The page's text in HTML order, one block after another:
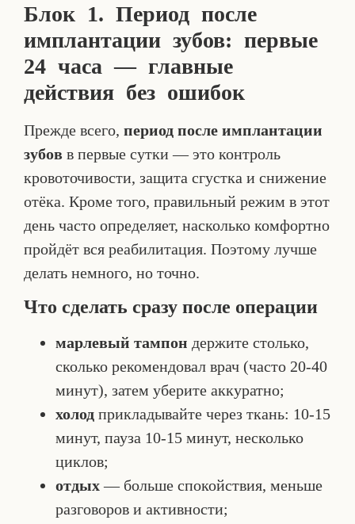
Блок 1. Период после
имплантации зубов: первые
24 часа — главные
действия без ошибок
Прежде всего, период после имплантации
зубов в первые сутки — это контроль
кровоточивости, защита сгустка и снижение
отёка. Кроме того, правильный режим в этот
день часто определяет, насколько комфортно
пройдёт вся реабилитация. Поэтому лучше
делать немного, но точно.
Что сделать сразу после операции
марлевый тампон держите столько,
сколько рекомендовал врач (часто 20-40
минут), затем уберите аккуратно;
холод прикладывайте через ткань: 10-15
минут, пауза 10-15 минут, несколько
циклов;
отдых— больше спокойствия, меньше
разговоров и активности;